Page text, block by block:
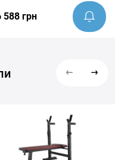
588 грн